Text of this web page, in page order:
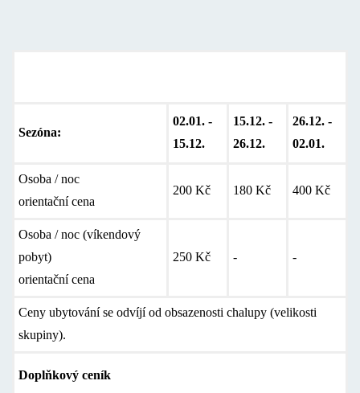
Sezóna:
02.01. -
15.12.
15.12. -
26.12.
26.12. -
02.01.
Osoba / noc
orientační cena
200 Kč 180 Kč 400 Kč
Osoba / noc (víkendový
pobyt)
orientační cena
250 Kč - -
Ceny ubytování se odvíjí od obsazenosti chalupy (velikosti
skupiny).
Doplňkový ceník